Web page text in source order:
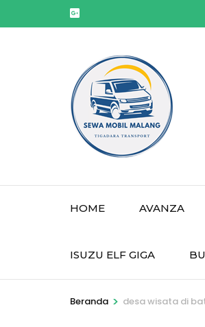
ke
HOME AVANZA
ISUZU ELF GIGA
Beranda > desa wisata di